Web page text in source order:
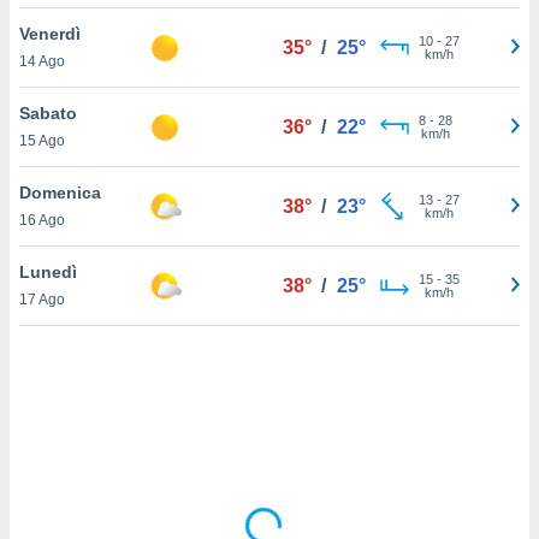
cookie
il tuo
in
a piè
del
Venerdì
14 Ago
35° / 25° 10- 27
km/h
Sabato
15 Ago
36° / 22° 8- 28
km/h
Domenica
16 Ago
38° / 23° 13- 27
km/h
Lunedì
17 Ago
38° / 25° 15- 35
km/h